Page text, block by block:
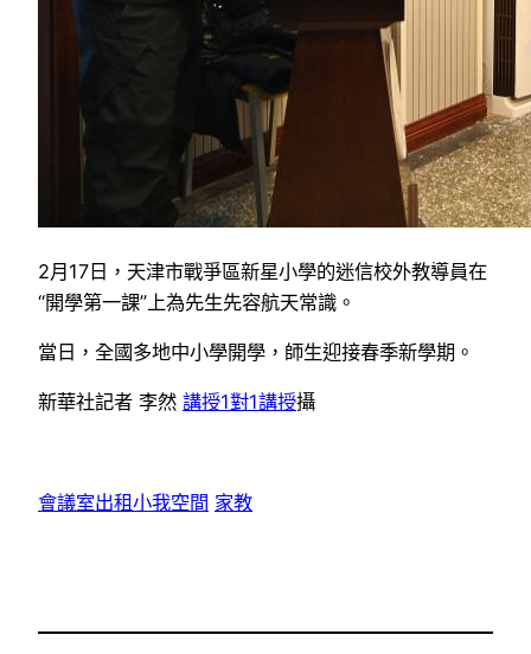
2月17日，天津市戰爭區新星小學的迷信校外教導員在
“開學第一課”上為先生先容航天常識。
當日，全國多地中小學開學，師生迎接春季新學期。
新華社記者 李然 講授1對1講授攝
會議室出租小我空間 家教